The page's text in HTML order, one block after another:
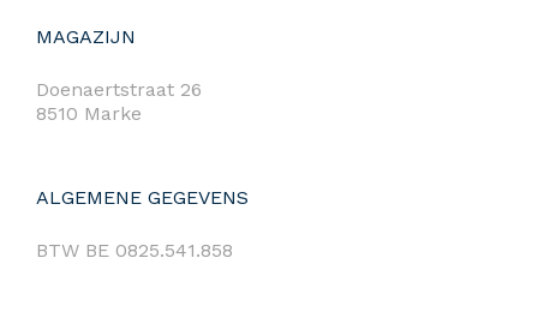
MAGAZIJN
Doenaertstraat 26
8510 Marke
ALGEMENE GEGEVENS
BTW BE 0825.541.858